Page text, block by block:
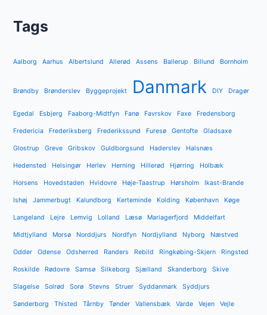
Tags
Aalborg Aarhus Albertslund Allerød Assens Ballerup Billund Bornholm
Brøndby Brønderslev Byggeprojekt Danmark DIY Dragør
Egedal Esbjerg Faaborg-Midtfyn Fanø Favrskov Faxe Fredensborg
Fredericia Frederiksberg Frederikssund Furesø Gentofte Gladsaxe
Glostrup Greve Gribskov Guldborgsund Haderslev Halsnæs
Hedensted Helsingør Herlev Herning Hillerød Hjørring Holbæk
Horsens Hovedstaden Hvidovre Høje-Taastrup Hørsholm Ikast-Brande
Ishøj Jammerbugt Kalundborg Kerteminde Kolding København Køge
Langeland Lejre Lemvig Lolland Læsø Mariagerfjord Middelfart
Midtjylland Morsø Norddjurs Nordfyn Nordjylland Nyborg Næstved
Odder Odense Odsherred Randers Rebild Ringkøbing-Skjern Ringsted
Roskilde Rødovre Samsø Silkeborg Sjælland Skanderborg Skive
Slagelse Solrød Sorø Stevns Struer Syddanmark Syddjurs
Sønderborg Thisted Tårnby Tønder Vallensbæk Varde Vejen Vejle